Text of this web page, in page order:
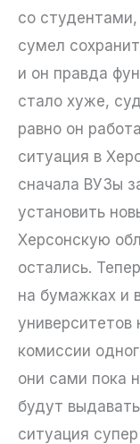
со
сумел
и он правда
стало хуже,
равно он
ситуация в
сначала ВУЗы
установить
Херсонскую
остались.
на бумажках и
университетов
комиссии
они сами пока
будут
ситуация